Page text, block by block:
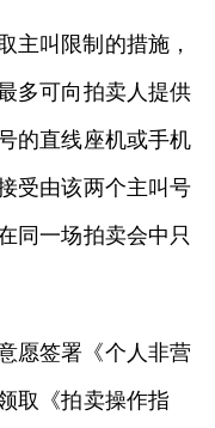
叫限制的措施，
多可向拍卖人提供
的直线座机或手机
受由该两个主叫号
同一场拍卖会中只
签署《个人非营
取《拍卖操作指